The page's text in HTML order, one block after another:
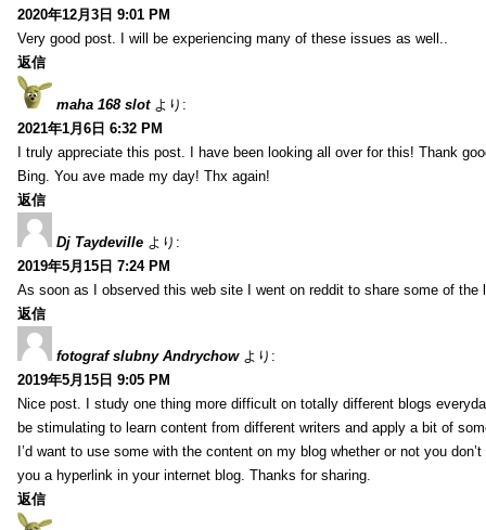
2020年12月3日 9:01 PM
Very good post. I will be experiencing many of these issues as well..
返信
maha 168 slot より:
2021年1月6日 6:32 PM
I truly appreciate this post. I have been looking all over for this! Thank
Bing. You ave made my day! Thx again!
返信
Dj Taydeville より:
2019年5月15日 7:24 PM
As soon as I observed this web site I went on reddit to share some of the
返信
fotograf slubny Andrychow より:
2019年5月15日 9:05 PM
Nice post. I study one thing more difficult on totally different blogs
be stimulating to learn content from different writers and apply a bit of
I’d want to use some with the content on my blog whether or not you
you a hyperlink in your internet blog. Thanks for sharing.
返信